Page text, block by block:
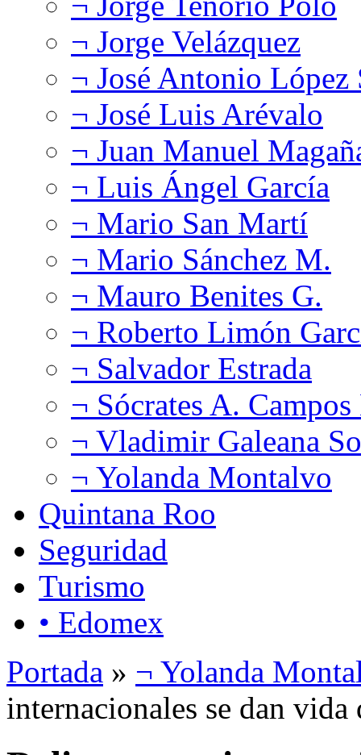
¬ Jorge Velázquez
¬ José Antonio López
¬ José Luis Arévalo
¬ Juan Manuel
¬ Luis Ángel García
¬ Mario San Martí
¬ Mario Sánchez M.
¬ Mauro Benites G.
¬ Roberto Limón
¬ Salvador Estrada
¬ Sócrates A.
¬ Vladimir Galeana
¬ Yolanda Montalvo
Quintana Roo
Seguridad
Turismo
• Edomex
Portada » ¬ Yolanda
internacionales se dan